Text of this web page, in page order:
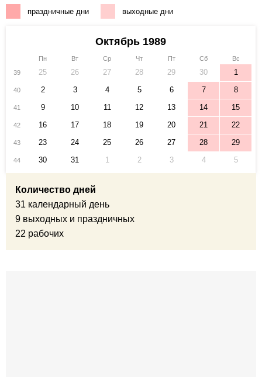
праздничные дни выходные дни
Октябрь 1989
Пн Вт Ср Чт Пт Сб
Вс
39
25 26 27 28 29 30 1
40 2 3 4 5 6 7 8
41 9 10 11 12 13 14 15
42 16 17 18 19 20 21 22
43 23 24 25 26 27 28 29
44 30 31 1 2 3 4 5
Количество дней
31 календарный день
9 выходных и праздничных
22 рабочих